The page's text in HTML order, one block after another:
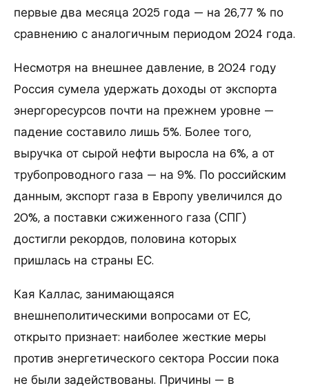
первые два месяца 2025 года — на 26,77 % по
сравнению с аналогичным периодом 2024 года.
Несмотря на внешнее давление, в 2024 году
Россия сумела удержать доходы от экспорта
энергоресурсов почти на прежнем уровне —
падение составило лишь 5%. Более того,
выручка от сырой нефти выросла на 6%, а от
трубопроводного газа — на 9%. По российским
данным, экспорт газа в Европу увеличился до
20%, а поставки сжиженного газа (СПГ)
достигли рекордов, половина которых
пришлась на страны ЕС.
Кая Каллас, занимающаяся
внешнеполитическими вопросами от ЕС,
открыто признает: наиболее жесткие меры
против энергетического сектора России пока
не были задействованы. Причины — в